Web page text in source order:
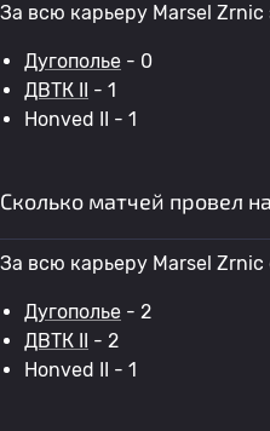
За всю карьеру Marsel Zrnic
Дугополье - 0
ДВТК II - 1
Honved II - 1
Сколько матчей провел
За всю карьеру Marsel Zrnic
Дугополье - 2
ДВТК II - 2
Honved II - 1